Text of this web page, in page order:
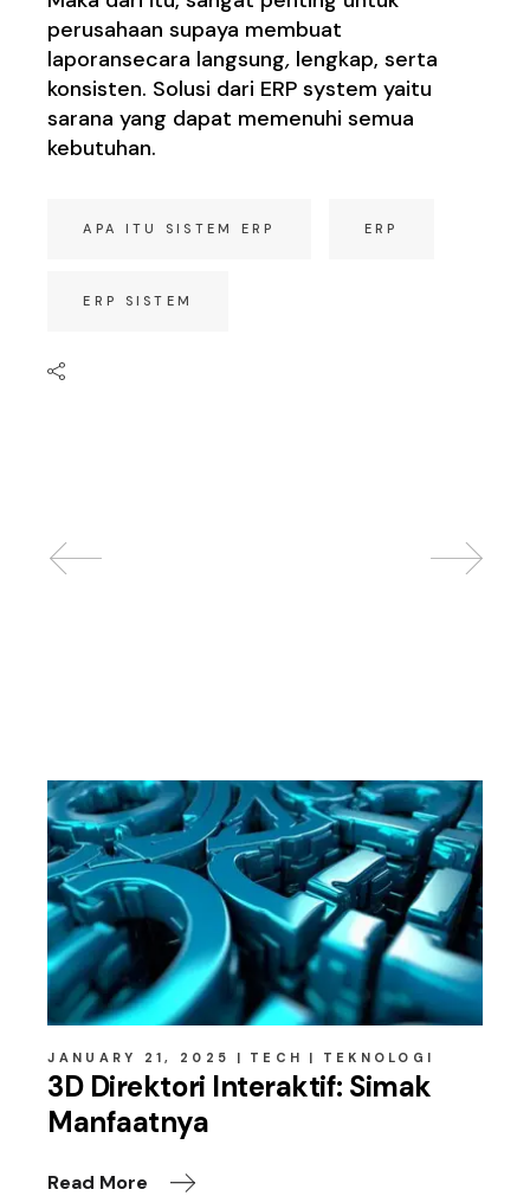
perusahaan supaya membuat
laporansecara langsung, lengkap, serta
konsisten. Solusi dari ERP system yaitu
sarana yang dapat memenuhi semua
kebutuhan.
APA ITU SISTEM ERP ERP
ERP SISTEM
JANUARY 21, 2025 TECH TEKNOLOGI
3D Direktori Interaktif: Simak
Manfaatnya
Read More